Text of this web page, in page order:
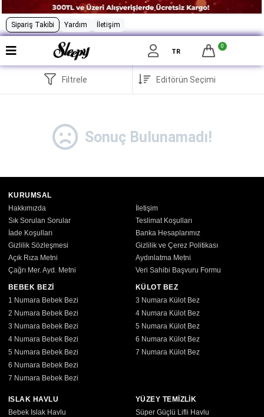
Sipariş Takibi Yardım İletişim
TR
0
Filtrele
Sonuç Bulunamadı!
KURUMSAL
Hakkımızda
İletişim
Sık Sorulan Sorular
Teslimat Koşulları
İade Koşulları
Banka Hesaplarımız
Gizlilik Sözleşmesi
Gizlilik ve Çerez Politikası
Açık Rıza Metni
Aydınlatma Metni
Çağrı Mer. Ayd. Metni
Veri Sahibi Başvuru Formu
BEBEK BEZİ
1 Numara Bebek Bezi
2 Numara Bebek Bezi
3 Numara Bebek Bezi
4 Numara Bebek Bezi
5 Numara Bebek Bezi
6 Numara Bebek Bezi
7 Numara Bebek Bezi
KÜLOT BEZ
3 Numara Külot Bez
4 Numara Külot Bez
5 Numara Külot Bez
6 Numara Külot Bez
7 Numara Külot Bez
ISLAK HAVLU
Bebek Islak Havlu
YÜZEY TEMİZLİK
Süper Güçlü Lifli Havlu